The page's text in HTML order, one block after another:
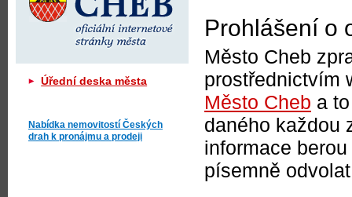
Prohlášení o
Město Cheb
prostřednictvím
Město Cheb a
daného každou
informace
písemně
Úřední deska města
Nabídka nemovitostí Českých
drah k pronájmu a prodeji